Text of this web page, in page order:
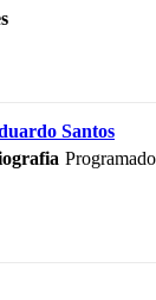
Santos